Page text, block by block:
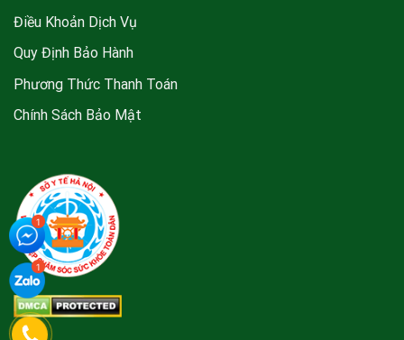
Điều Khoản Dịch Vụ
Quy Định Bảo Hành
Phương Thức Thanh Toán
Chính Sách Bảo Mật